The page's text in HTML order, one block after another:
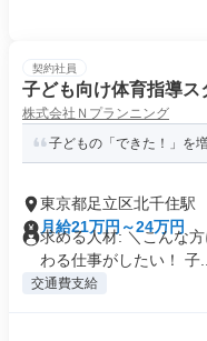
契約社員
子ども向け体育指導ス
株式会社Ｎプランニング
子どもの「できた！」を
東京都足立区北千住駅
月給21万円～24万円
求める人材: ＼こんな
わる仕事がしたい！ 子...
交通費支給